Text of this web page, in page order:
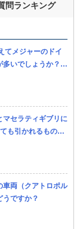
問ランキング
てメジャーのドイ
いでしょうか？
人が多い気 がし
マセラティギブリに
も引かれるものが
マセラティのどち
車両（クアトロポル
うですか？